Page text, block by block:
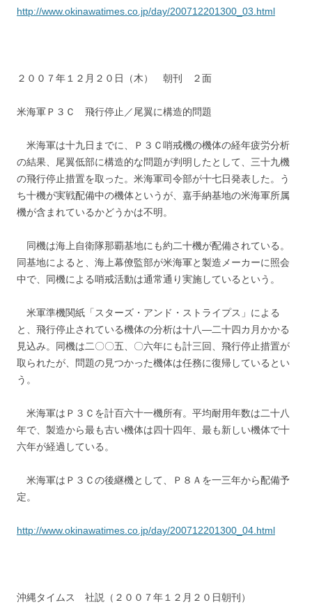
http://www.okinawatimes.co.jp/day/200712201300_03.html
２００７年１２月２０日（木） 朝刊 ２面
米海軍Ｐ３Ｃ 飛行停止／尾翼に構造的問題
米海軍は十九日までに、Ｐ３Ｃ哨戒機の機体の経年疲労分析
の結果、尾翼低部に構造的な問題が判明したとして、三十九機
の飛行停止措置を取った。米海軍司令部が十七日発表した。う
ち十機が実戦配備中の機体というが、嘉手納基地の米海軍所属
機が含まれているかどうかは不明。
同機は海上自衛隊那覇基地にも約二十機が配備されている。
同基地によると、海上幕僚監部が米海軍と製造メーカーに照会
中で、同機による哨戒活動は通常通り実施しているという。
米軍準機関紙「スターズ・アンド・ストライプス」による
と、飛行停止されている機体の分析は十八―二十四カ月かかる
見込み。同機は二〇〇五、〇六年にも計三回、飛行停止措置が
取られたが、問題の見つかった機体は任務に復帰しているとい
う。
米海軍はＰ３Ｃを計百六十一機所有。平均耐用年数は二十八
年で、製造から最も古い機体は四十四年、最も新しい機体で十
六年が経過している。
米海軍はＰ３Ｃの後継機として、Ｐ８Ａを一三年から配備予
定。
http://www.okinawatimes.co.jp/day/200712201300_04.html
沖縄タイムス 社説（２００７年１２月２０日朝刊）